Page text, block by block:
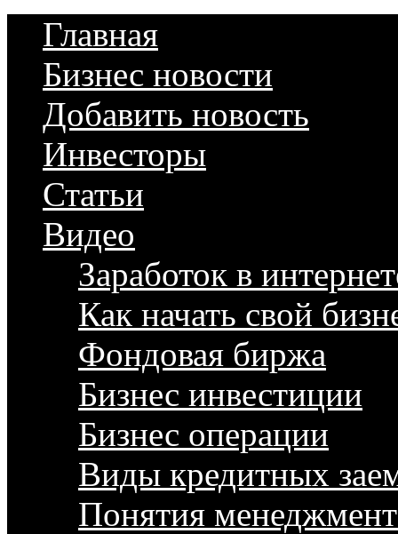
Главная
Бизнес новости
Добавить новость
Инвесторы
Статьи
Видео
Заработок в
Как начать свой
Фондовая биржа
Бизнес инвестиции
Бизнес операции
Виды кредитных
Понятия